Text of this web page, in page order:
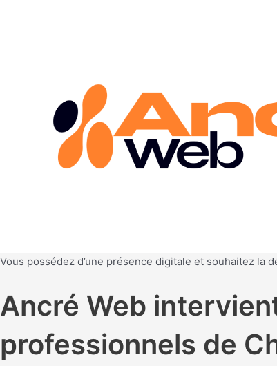
Vous possédez d’une présence digitale et souhaitez la
Ancré Web
professionnels de